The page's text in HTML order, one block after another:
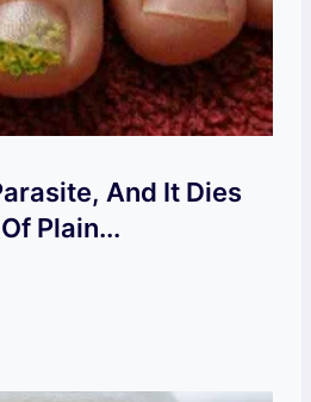
And It Dies
Plain...